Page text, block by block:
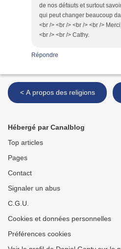
de nos défauts et surtout
qui peut changer beaucoup
<br /> <br /> <br /> <br />
<br /> <br /> Cathy.
Répondre
< A propos des religions
Hébergé par Canalblog
Top articles
Pages
Contact
Signaler un abus
C.G.U.
Cookies et données personnelles
Préférences cookies